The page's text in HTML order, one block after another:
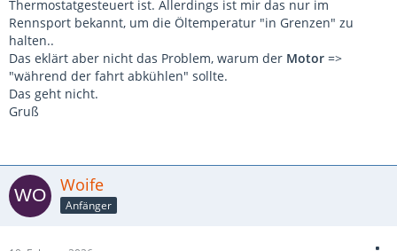
Thermostatgesteuert ist. Allerdings ist mir das nur im
Rennsport bekannt, um die Öltemperatur "in Grenzen" zu
halten..
Das eklärt aber nicht das Problem, warum der Motor =>
"während der fahrt abkühlen" sollte.
Das geht nicht.
Gruß
Woife
Anfänger